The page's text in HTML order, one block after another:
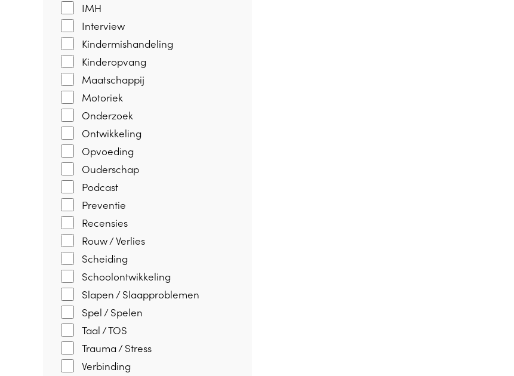
IMH
Interview
Kindermishandeling
Kinderopvang
Maatschappij
Motoriek
Onderzoek
Ontwikkeling
Opvoeding
Ouderschap
Podcast
Preventie
Recensies
Rouw / Verlies
Scheiding
Schoolontwikkeling
Slapen / Slaapproblemen
Spel / Spelen
Taal / TOS
Trauma / Stress
Verbinding